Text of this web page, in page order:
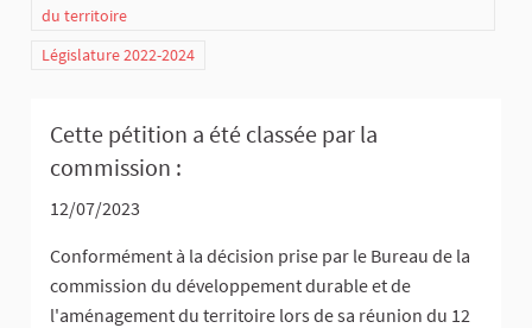
du territoire
Législature 2022-2024
Cette pétition a été classée par la
commission :
12/07/2023
Conformément à la décision prise par le Bureau de la
commission du développement durable et de
l'aménagement du territoire lors de sa réunion du 12